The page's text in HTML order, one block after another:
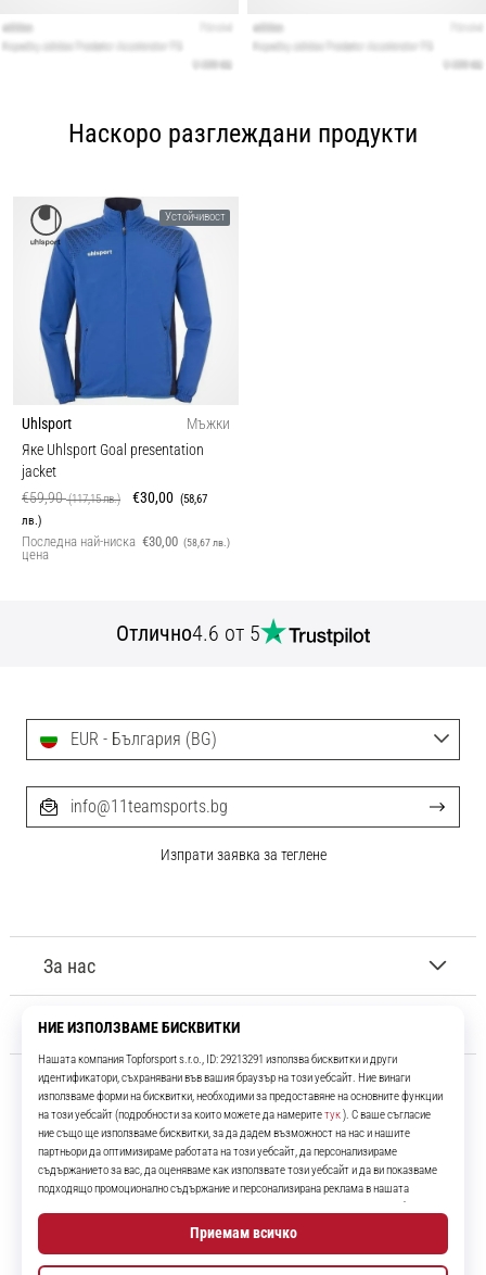
Наскоро разглеждани продукти
Устойчивост
Uhlsport
Мъжки
Яке Uhlsport Goal presentation
jacket
€59,90(117,15 лв.) €30,00 (58,67
лв.)
Последна най-ниска
цена
€30,00 (58,67 лв.)
Отлично4.6 от 5
11teamsports.bg
Повече от 16 години ние сме ваши съотборници, представяйки ви
най-добрите и най-новите футболни продукти.
InstagramYouTube
За нас
Обслужване на клиенти
EUR - България (BG)
info@11teamsports.bg
Изпрати заявка за теглене